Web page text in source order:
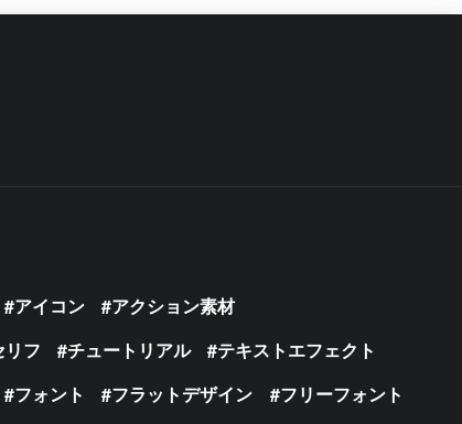
アイコン
アクション素材
フ チュートリアル
テキストエフェクト
フォント フラットデザイン フリーフォント